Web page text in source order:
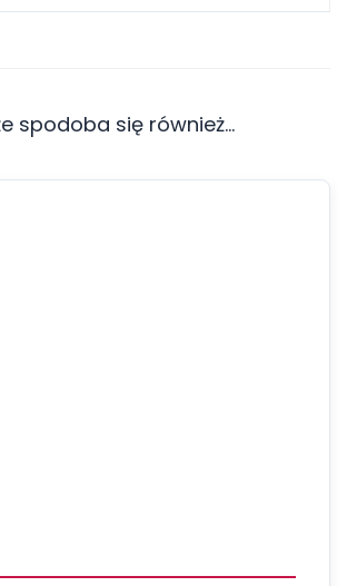
spodoba się również…